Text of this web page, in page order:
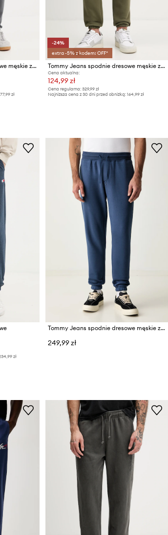
Tommy Jeans spodnie dresowe męskie z bawełną
zł
-24%
extra -5% z kodem: OFF*
Tommy Jeans spodnie dresowe męskie z bawełną
Cena aktualna:
124,99 zł
Cena regularna: 329,99 zł
Najniższa cena z 30 dni przed obniżką: 164,99 zł
zł
Tommy Jeans spodnie dresowe męskie z bawełną
249,99 zł